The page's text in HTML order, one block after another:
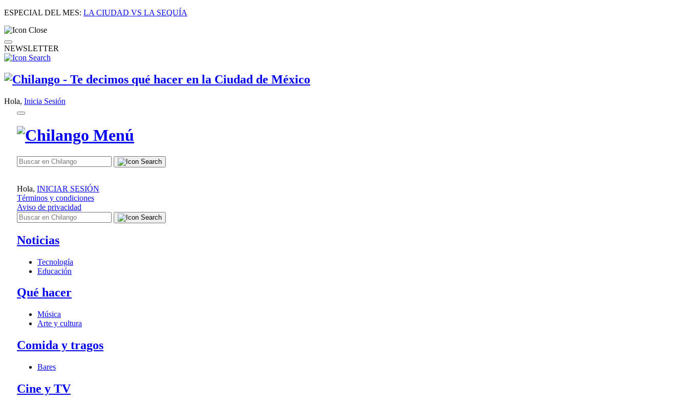
ESPECIAL DEL MES: LA CIUDAD VS LA SEQUÍA
NEWSLETTER
Hola, Inicia Sesión
Hola, INICIAR SESIÓN
Términos y condiciones
Aviso de privacidad
Noticias
Tecnología
Educación
Qué hacer
Música
Arte y cultura
Comida y tragos
Bares
Cine y TV